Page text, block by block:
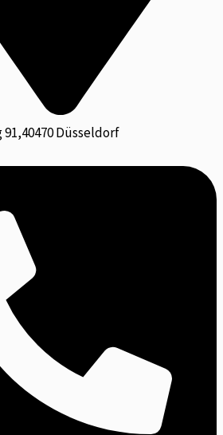
91,40470 Düsseldorf